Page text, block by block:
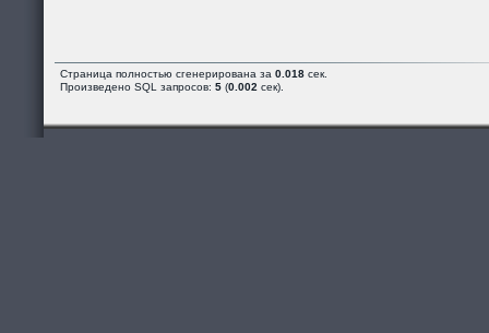
Страница полностью сгенерирована за 0.018 сек.
Произведено SQL запросов: 5 (0.002 сек).